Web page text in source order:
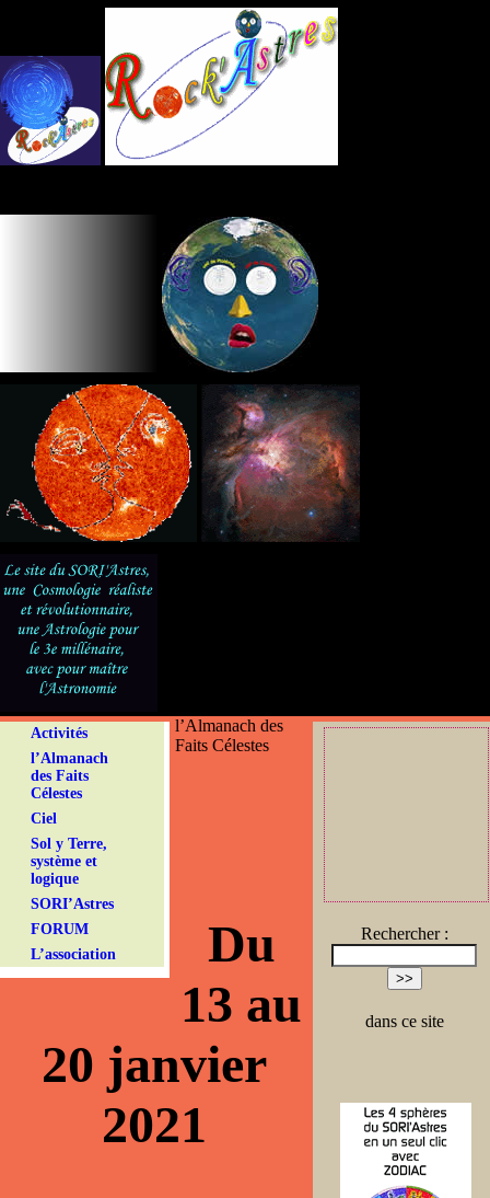
Activités
l’Almanach
des Faits
Célestes
Ciel
Sol y Terre,
système et
logique
SORI’Astres
FORUM
L’association
Rechercher :
dans ce site
l’Almanach des
Faits Célestes
Du
13 au
20 janvier
2021
Panneau de gestion des cookies